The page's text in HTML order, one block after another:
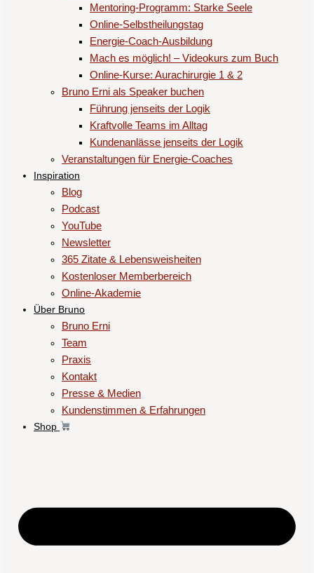
Mentoring-Programm: Starke Seele
Online-Selbstheilungstag
Energie-Coach-Ausbildung
Mach es möglich! – Videokurs zum Buch
Online-Kurse: Aurachirurgie 1 & 2
Bruno Erni als Speaker buchen
Führung jenseits der Logik
Kraftvolle Teams im Alltag
Kundenanlässe jenseits der Logik
Veranstaltungen für Energie-Coaches
Inspiration
Blog
Podcast
YouTube
Newsletter
365 Zitate & Lebensweisheiten
Kostenloser Memberbereich
Online-Akademie
Über Bruno
Bruno Erni
Team
Praxis
Kontakt
Presse & Medien
Kundenstimmen & Erfahrungen
Shop